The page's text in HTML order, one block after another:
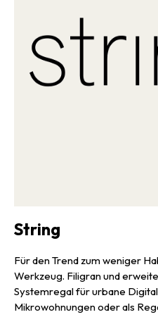
String
Für den Trend zum weniger
Werkzeug. Filigran und
Systemregal für urbane
Mikrowohnungen oder als